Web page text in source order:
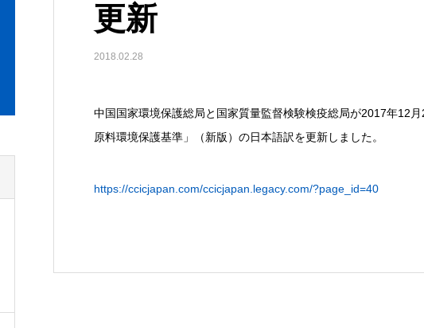
更新
2018.02.28
中国国家環境保護総局と国家質量監督検験検疫総局が2017年12
原料環境保護基準」（新版）の日本語訳を更新しました。
https://ccicjapan.com/ccicjapan.legacy.com/?page_id=40